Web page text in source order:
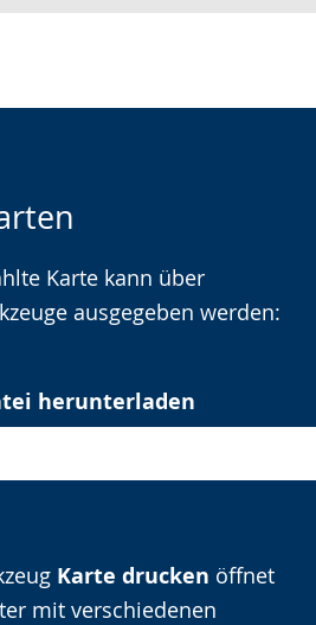
Karte kann über
ausgegeben werden:
herunterladen
Karte drucken öffnet
mit verschiedenen